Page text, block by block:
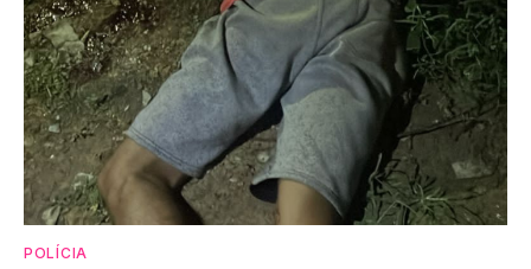
POLÍCIA